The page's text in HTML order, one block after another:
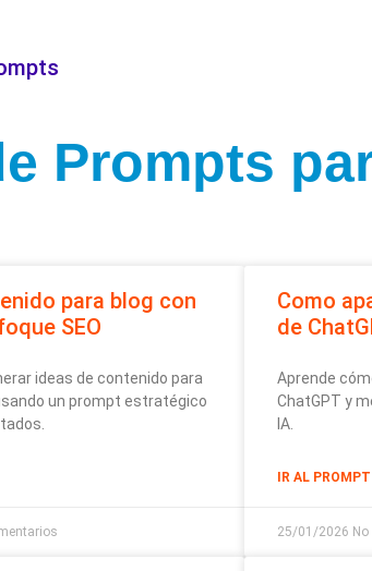
Prompts
para blog con
SEO
ideas de contenido para
un prompt estratégico
Como
de
Aprende
ChatGPT y
IA.
IR AL
25/01/2026